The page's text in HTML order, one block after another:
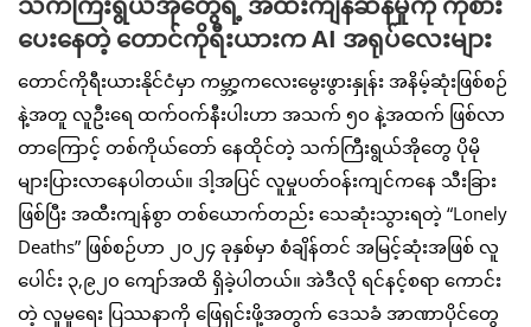
ပေးနေတဲ့ တောင်ကိုရီးယားက AI အရုပ်လေးများ
တောင်ကိုရီးယားနိုင်ငံမှာ ကမ္ဘာ့ကလေးမွေးဖွားနှုန်း အနိမ့်ဆုံးဖြစ်စဉ်
နဲ့အတူ လူဦးရေ ထက်ဝက်နီးပါးဟာ အသက် ၅၀ နဲ့အထက် ဖြစ်လာ
တာကြောင့် တစ်ကိုယ်တော် နေထိုင်တဲ့ သက်ကြီးရွယ်အိုတွေ ပိုမို
များပြားလာနေပါတယ်။ ဒါ့အပြင် လူမှုပတ်ဝန်းကျင်ကနေ သီးခြား
ဖြစ်ပြီး အထီးကျန်စွာ တစ်ယောက်တည်း သေဆုံးသွားရတဲ့ “Lonely
Deaths” ဖြစ်စဉ်ဟာ ၂၀၂၄ ခုနှစ်မှာ စံချိန်တင် အမြင့်ဆုံးအဖြစ် လူ
ပေါင်း ၃,၉၂၀ ကျော်အထိ ရှိခဲ့ပါတယ်။ အဲဒီလို ရင်နင့်စရာ ကောင်း
တဲ့ လူမှုရေး ပြဿနာကို ဖြေရှင်းဖို့အတွက် ဒေသခံ အာဏာပိုင်တွေ